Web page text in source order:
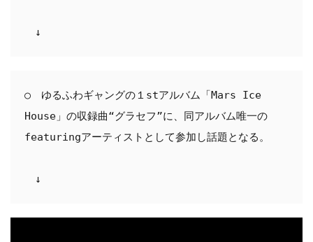
↓
○　ゆるふわギャングの１stアルバム「Mars Ice
House」の収録曲“グラセフ”に、同アルバム唯一の
featuringアーティストとして参加し話題となる。
↓